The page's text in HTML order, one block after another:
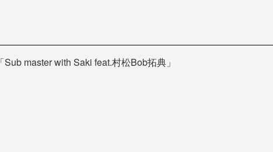
「Sub master with Saki feat.村松Bob拓典」